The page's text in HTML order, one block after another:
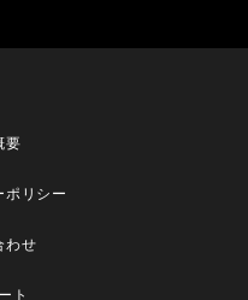
要
ポリシー
わせ
ト